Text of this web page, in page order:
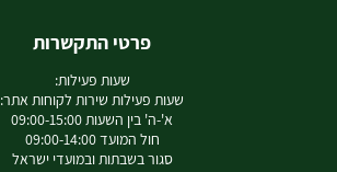
פרטי התקשרות
שעות פעילות:
שעות פעילות שירות לקוחות אתר:
א'-ה' בין השעות 09:00-15:00
חול המועד 09:00-14:00
סגור בשבתות ובמועדי ישראל